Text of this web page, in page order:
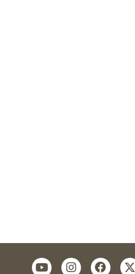
twitter
facebook
instagram
youtube